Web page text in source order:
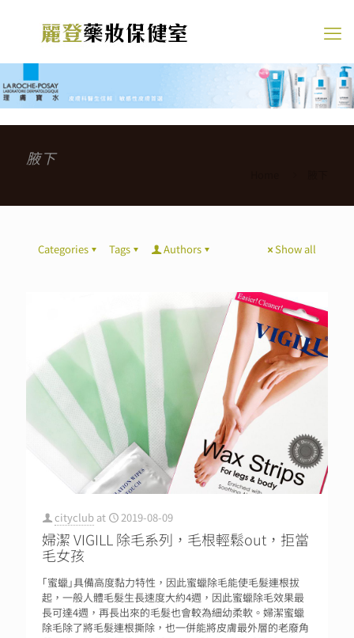
腋下
Categories Tags Authors Show all
cityclub at 2019-08-09
婦潔 VIGILL 除毛系列，毛根輕鬆out，拒當
毛女孩
｢蜜蠟｣具備高度黏力特性，因此蜜蠟除毛能使毛髮連根拔
起，一般人體毛髮生長速度大約4週，因此蜜蠟除毛效果最
長可達4週，再長出來的毛髮也會較為細幼柔軟。婦潔蜜蠟
除毛除了將毛髮連根撕除，也一併能將皮膚最外層的老廢角